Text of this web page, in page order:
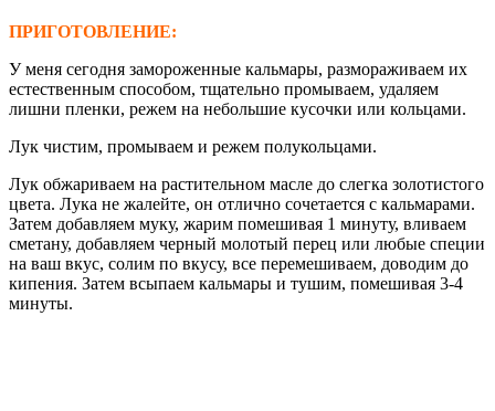
ПРИГОТОВЛЕНИЕ:
У меня сегодня замороженные кальмары, размораживаем их
естественным способом, тщательно промываем, удаляем
лишни пленки, режем на небольшие кусочки или кольцами.
Лук чистим, промываем и режем полукольцами.
Лук обжариваем на растительном масле до слегка золотистого
цвета. Лука не жалейте, он отлично сочетается с кальмарами.
Затем добавляем муку, жарим помешивая 1 минуту, вливаем
сметану, добавляем черный молотый перец или любые специи
на ваш вкус, солим по вкусу, все перемешиваем, доводим до
кипения. Затем всыпаем кальмары и тушим, помешивая 3-4
минуты.